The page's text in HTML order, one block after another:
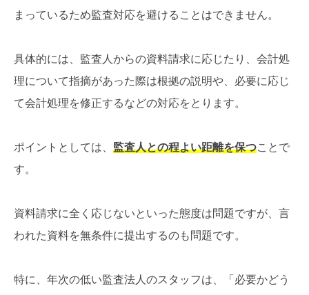
まっているため監査対応を避けることはできません。
具体的には、監査人からの資料請求に応じたり、会計処
理について指摘があった際は根拠の説明や、必要に応じ
て会計処理を修正するなどの対応をとります。
ポイントとしては、 監査人との程よい距離を保つことで
す。
資料請求に全く応じないといった態度は問題ですが、言
われた資料を無条件に提出するのも問題です。
特に、年次の低い監査法人のスタッフは、「必要かどう